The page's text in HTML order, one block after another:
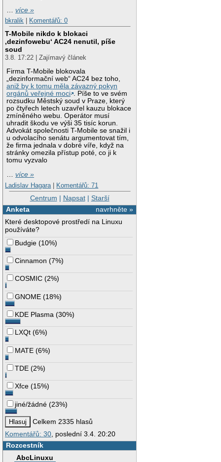
…více »
bkralik
Komentářů: 0
T-Mobile nikdo k blokaci
‚dezinfowebu‘ AC24 nenutil, píše
soud
3.8. 17:22 | Zajímavý článek
Firma T-Mobile blokovala
„dezinformační web“ AC24 bez toho,
aniž by k tomu měla závazný pokyn
orgánů veřejné moci . Píše to ve svém
rozsudku Městský soud v Praze, který
po čtyřech letech uzavřel kauzu blokace
zmíněného webu. Operátor musí
uhradit škodu ve výši 35 tisíc korun.
Advokát společnosti T-Mobile se snažil i
u odvolacího senátu argumentovat tím,
že firma jednala v dobré víře, když na
stránky omezila přístup poté, co ji k
tomu vyzvalo
…více »
Ladislav Hagara | Komentářů: 71
Centrum | Napsat| Starší
navrhněte »
Anketa
Které desktopové prostředí na Linuxu
používáte?
Budgie (10%)
Cinnamon (7%)
COSMIC (2%)
GNOME (18%)
KDE Plasma (30%)
LXQt (6%)
MATE (6%)
TDE (2%)
Xfce (15%)
jiné/žádné (23%)
Celkem 2335 hlasů
Komentářů: 30, poslední 3.4. 20:20
Rozcestník
AbcLinuxu